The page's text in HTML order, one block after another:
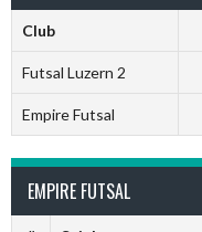
Club
Futsal Luzern 2
Empire Futsal
EMPIRE FUTSAL